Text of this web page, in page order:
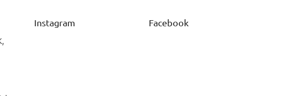
Instagram Facebook